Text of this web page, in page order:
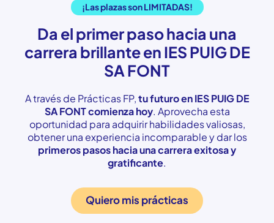
¡Las plazas son LIMITADAS!
Da el primer paso hacia una
carrera brillante en IES PUIG DE
SA FONT
A través de Prácticas FP,tu futuro en IES PUIG DE
SA FONT comienza hoy. Aprovecha esta
oportunidad para adquirir habilidades valiosas,
obtener una experiencia incomparable y dar los
primeros pasos hacia una carrera exitosa y
gratificante.
Quiero mis prácticas